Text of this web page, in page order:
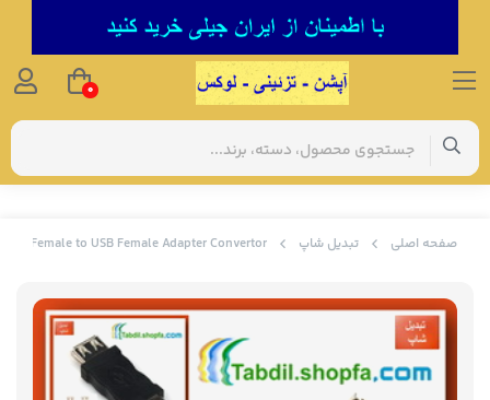
صفحه اصلی تبدیل شاپ A Female to USB Female Adapter Convertor
0